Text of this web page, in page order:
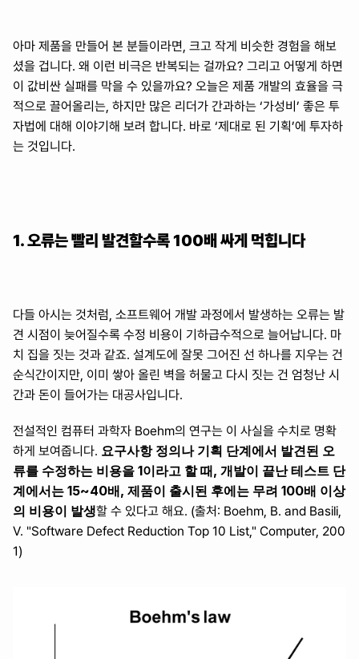
아마 제품을 만들어 본 분들이라면, 크고 작게 비슷한 경험을 해보
셨을 겁니다. 왜 이런 비극은 반복되는 걸까요? 그리고 어떻게 하면
이 값비싼 실패를 막을 수 있을까요? 오늘은 제품 개발의 효율을 극
적으로 끌어올리는, 하지만 많은 리더가 간과하는 ‘가성비’ 좋은 투
자법에 대해 이야기해 보려 합니다. 바로 ‘제대로 된 기획’에 투자하
는 것입니다.
1. 오류는 빨리 발견할수록 100배 싸게 먹힙니다
다들 아시는 것처럼, 소프트웨어 개발 과정에서 발생하는 오류는 발
견 시점이 늦어질수록 수정 비용이 기하급수적으로 늘어납니다. 마
치 집을 짓는 것과 같죠. 설계도에 잘못 그어진 선 하나를 지우는 건
순식간이지만, 이미 쌓아 올린 벽을 허물고 다시 짓는 건 엄청난 시
간과 돈이 들어가는 대공사입니다.
전설적인 컴퓨터 과학자 Boehm의 연구는 이 사실을 수치로 명확
하게 보여줍니다. 요구사항 정의나 기획 단계에서 발견된 오
류를 수정하는 비용을 1이라고 할 때, 개발이 끝난 테스트 단
계에서는 15~40배, 제품이 출시된 후에는 무려 100배 이상
의 비용이 발생할 수 있다고 해요. (출처: Boehm, B. and Basili,
V. "Software Defect Reduction Top 10 List," Computer, 200
1)